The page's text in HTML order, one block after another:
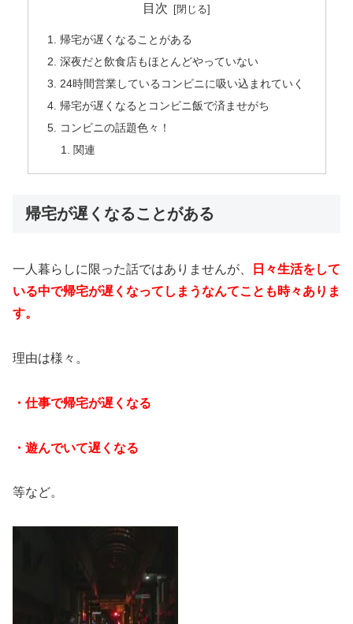
目次
帰宅が遅くなることがある
深夜だと飲食店もほとんどやっていない
24時間営業しているコンビニに吸い込まれていく
帰宅が遅くなるとコンビニ飯で済ませがち
コンビニの話題色々！
関連
帰宅が遅くなることがある
一人暮らしに限った話ではありませんが、
日々生活をして
いる中で帰宅が遅くなってしまうなんてことも時々ありま
す。
理由は様々。
・仕事で帰宅が遅くなる
・遊んでいて遅くなる
等など。